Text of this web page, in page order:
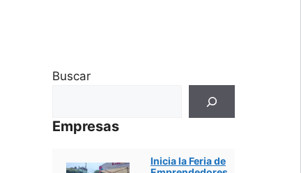
Buscar
Empresas
Inicia la Feria de